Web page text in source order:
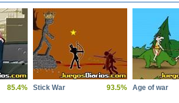
85.4% Stick War 93.5% Age of war